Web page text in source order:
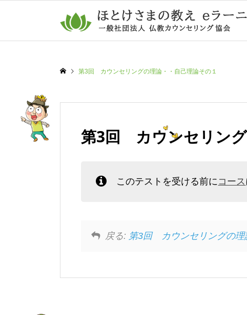
第3回 カウンセリングの理論・・自己理論その１
第3回 カウンセリング
このテストを受ける前にコース
戻る: 第3回 カウンセリングの理